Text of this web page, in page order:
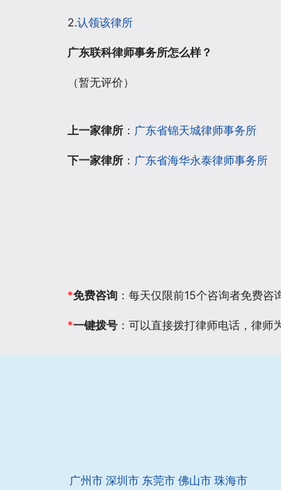
2.认领该律所
广东联科律师事务所怎么样？
（暂无评价）
上一家律所 ： 广东省锦天城律师事务所
下一家律所 ： 广东省海华永泰律师事务所
*免费咨询 ：每天仅限前15个咨询者免费咨
*一键拨号 ：可以直接拨打律师电话，律师
广州市 深圳市 东莞市 佛山市 珠海市